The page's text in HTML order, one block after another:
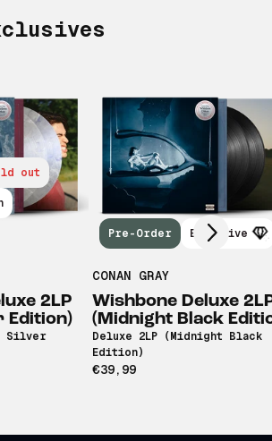
out
2LP
Edition)
Silver
Pre-Order Exclusive
CONAN GRAY
Wishbone Deluxe
(Midnight Black
Deluxe 2LP (Midnight Black
Edition)
€39,99
Scroll right